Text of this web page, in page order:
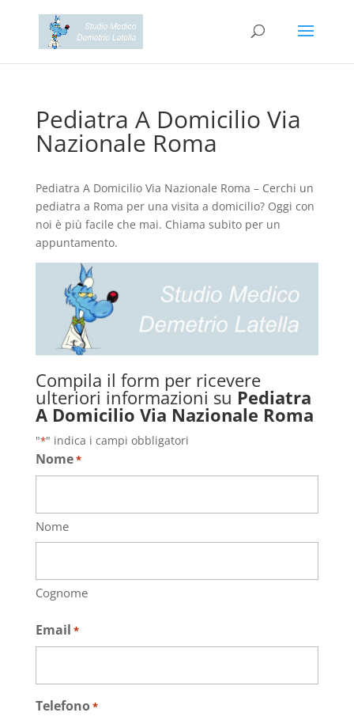
Pediatra A Domicilio Via
Nazionale Roma
Pediatra A Domicilio Via Nazionale Roma – Cerchi un
pediatra a Roma per una visita a domicilio? Oggi con
noi è più facile che mai. Chiama subito per un
appuntamento.
Compila il form per ricevere
ulteriori informazioni su Pediatra
A Domicilio Via Nazionale Roma
"*" indica i campi obbligatori
Nome*
Nome
Cognome
Email *
Telefono*